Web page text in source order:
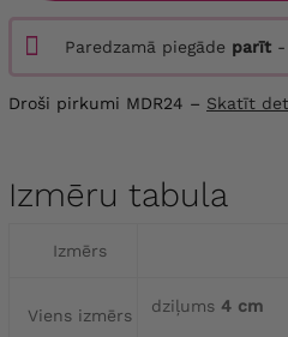
Paredzamā piegāde parīt -
Droši pirkumi MDR24 – Skatīt
Izmēru tabula
Izmērs
Viens izmērs dziļums 4 cm